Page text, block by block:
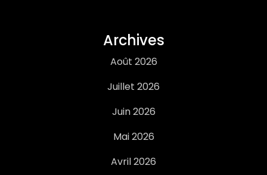
Archives
Août 2026
Juillet 2026
Juin 2026
Mai 2026
Avril 2026